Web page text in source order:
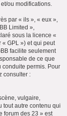
ou modifications.
par « ils », « eux »,
Limited »,
sous la licence «
GPL ») et qui peut
facilite seulement
de ce que
conduite permis. Pour
consulter :
vulgaire,
tout autre contenu qui
forum des 23 » est